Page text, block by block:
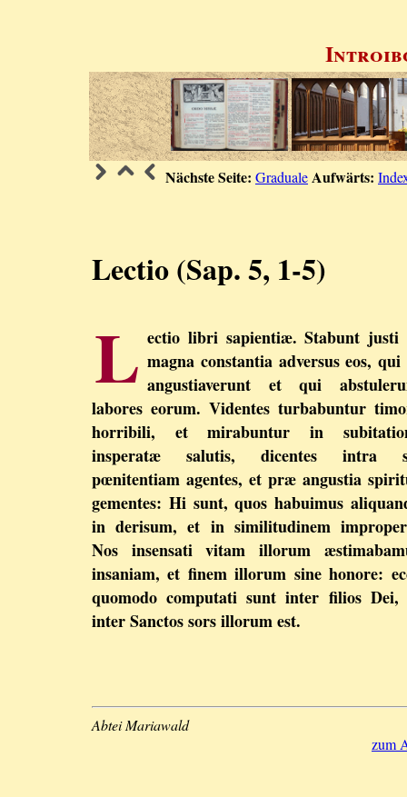
Nächste Seite: GradualeAufwärts:
Lectio (Sap. 5, 1-5)
L ectio libri sapientiæ. Stabunt justi
magna constantia adversus eos, qui
angustiaverunt et qui
labores eorum. Videntes turbabuntur
horribili, et mirabuntur in
insperatæ salutis, dicentes intra
pœnitentiam agentes, et præ angustia
gementes: Hi sunt, quos habuimus
in derisum, et in similitudinem
Nos insensati vitam illorum
insaniam, et finem illorum sine honore:
quomodo computati sunt inter filios Dei,
inter Sanctos sors illorum est.
Abtei Mariawald
zum